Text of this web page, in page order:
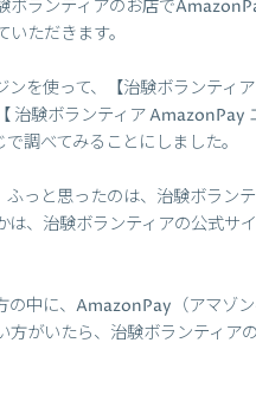
ボランティアのお店で
ただきます。
ンを使って、【治験ボランティ
験ボランティア AmazonPay
べてみることにしました。
ふっと思ったのは、治験ボラン
は、治験ボランティアの公式サ
の中に、AmazonPay（アマゾ
方がいたら、治験ボランティア